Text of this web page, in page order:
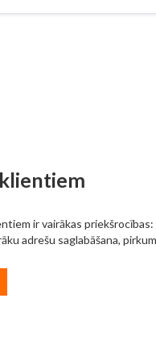
ir vairākas
adrešu saglabāšana,